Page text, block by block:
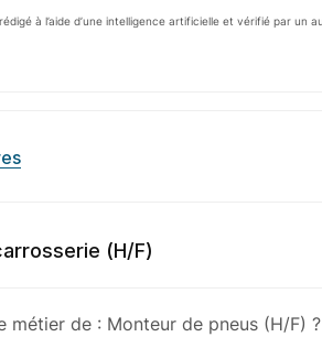
à l’aide d’une intelligence artificielle et vérifié par un
(H/F)
métier de : Monteur de pneus (H/F)